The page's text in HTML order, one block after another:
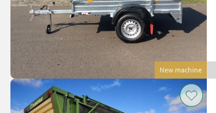
New machine